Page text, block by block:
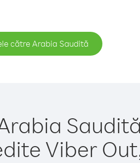
către Arabia Saudită
Viber